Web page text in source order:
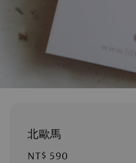
北歐馬
Regular
NT$ 590